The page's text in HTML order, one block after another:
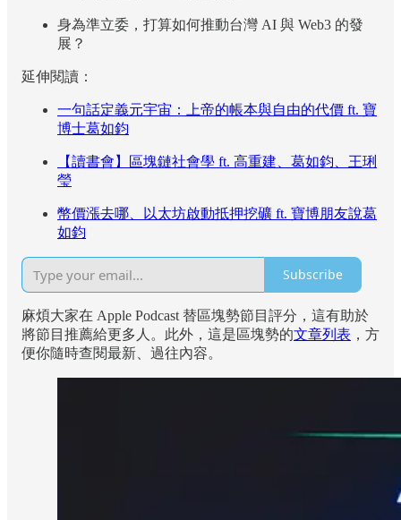
身為準立委，打算如何推動台灣 AI 與 Web3 的發
展？
延伸閱讀：
一句話定義元宇宙：上帝的帳本與自由的代價 ft. 寶
博士葛如鈞
【讀書會】區塊鏈社會學 ft. 高重建、葛如鈞、王琍
瑩
幣價漲去哪、以太坊啟動抵押挖礦 ft. 寶博朋友說葛
如鈞
Subscribe
麻煩大家在 Apple Podcast 替區塊勢節目評分，這有助於
將節目推薦給更多人。此外，這是區塊勢的文章列表 ，方
便你隨時查閱最新、過往內容。